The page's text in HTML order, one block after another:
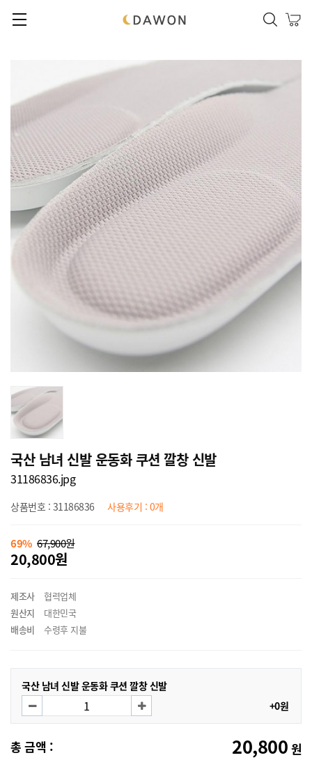
국산 남녀 신발 운동화 쿠션 깔창 신발
31186836.jpg
상품번호 : 31186836 사용후기 : 0개
69% 67,900원
20,800원
제조사
협력업체
원산지
대한민국
배송비
수령후 지불
국산 남녀 신발 운동화 쿠션 깔창 신발
+0원
총 금액 : 20,800 원